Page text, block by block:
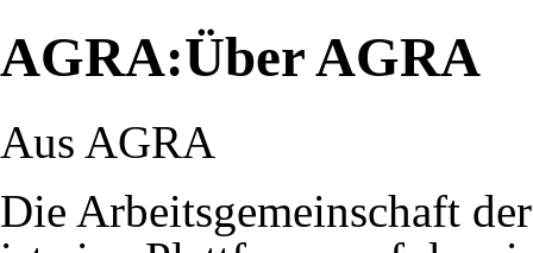
AGRA:Über AGRA
Aus AGRA
Die Arbeitsgemeinschaft